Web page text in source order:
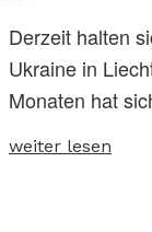
Derzeit halten
Ukraine in
Monaten hat
weiter lesen